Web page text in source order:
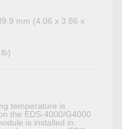
mm (4.06 x 3.86 x
temperature is
the EDS-4000/G4000
is installed in.